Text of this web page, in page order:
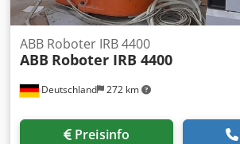
Deutschland 272 km
ABB Roboter IRB 4400
ABB Roboter IRB 4400
Preisinfo